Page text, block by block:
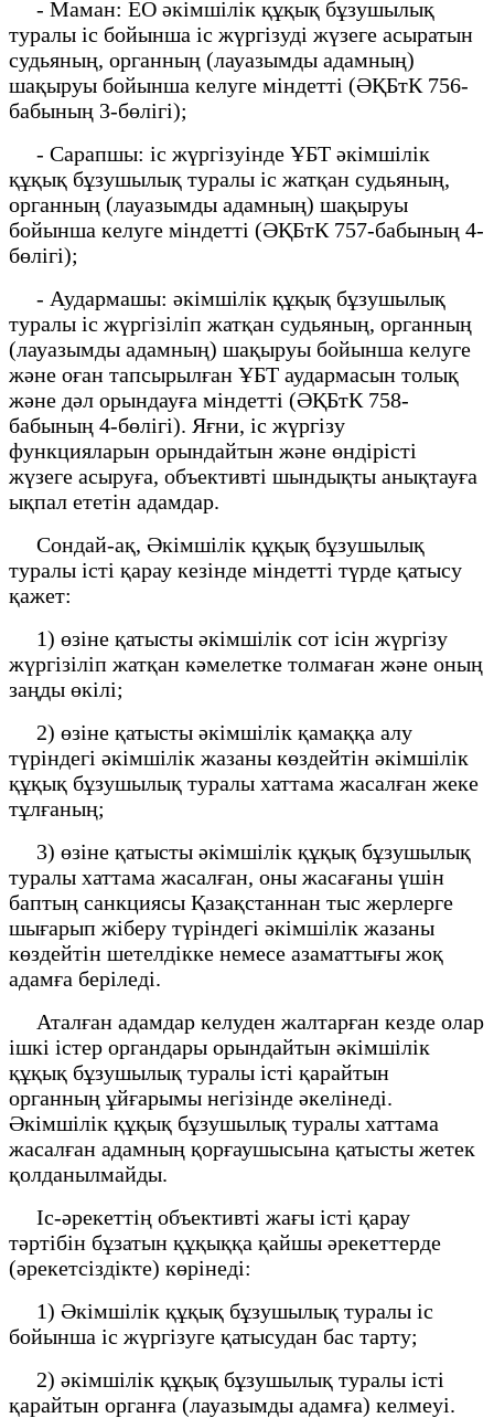
- Маман: ЕО әкімшілік құқық бұзушылық
туралы іс бойынша іс жүргізуді жүзеге асыратын
судьяның, органның (лауазымды адамның)
шақыруы бойынша келуге міндетті (ӘҚБтК 756-
бабының 3-бөлігі);
- Сарапшы: іс жүргізуінде ҰБТ әкімшілік
құқық бұзушылық туралы іс жатқан судьяның,
органның (лауазымды адамның) шақыруы
бойынша келуге міндетті (ӘҚБтК 757-бабының 4-
бөлігі);
- Аудармашы: әкімшілік құқық бұзушылық
туралы іс жүргізіліп жатқан судьяның, органның
(лауазымды адамның) шақыруы бойынша келуге
және оған тапсырылған ҰБТ аудармасын толық
және дәл орындауға міндетті (ӘҚБтК 758-
бабының 4-бөлігі). Яғни, іс жүргізу
функцияларын орындайтын және өндірісті
жүзеге асыруға, объективті шындықты анықтауға
ықпал ететін адамдар.
Сондай-ақ, Әкімшілік құқық бұзушылық
туралы істі қарау кезінде міндетті түрде қатысу
қажет:
1) өзіне қатысты әкімшілік сот ісін жүргізу
жүргізіліп жатқан кәмелетке толмаған және оның
заңды өкілі;
2) өзіне қатысты әкімшілік қамаққа алу
түріндегі әкімшілік жазаны көздейтін әкімшілік
құқық бұзушылық туралы хаттама жасалған жеке
тұлғаның;
3) өзіне қатысты әкімшілік құқық бұзушылық
туралы хаттама жасалған, оны жасағаны үшін
баптың санкциясы Қазақстаннан тыс жерлерге
шығарып жіберу түріндегі әкімшілік жазаны
көздейтін шетелдікке немесе азаматтығы жоқ
адамға беріледі.
Аталған адамдар келуден жалтарған кезде олар
ішкі істер органдары орындайтын әкімшілік
құқық бұзушылық туралы істі қарайтын
органның ұйғарымы негізінде әкелінеді.
Әкімшілік құқық бұзушылық туралы хаттама
жасалған адамның қорғаушысына қатысты жетек
қолданылмайды.
Іс-әрекеттің объективті жағы істі қарау
тәртібін бұзатын құқыққа қайшы әрекеттерде
(әрекетсіздікте) көрінеді:
1) Әкімшілік құқық бұзушылық туралы іс
бойынша іс жүргізуге қатысудан бас тарту;
2) әкімшілік құқық бұзушылық туралы істі
қарайтын органға (лауазымды адамға) келмеуі.